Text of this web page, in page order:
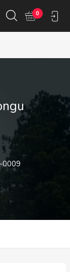
0
0009